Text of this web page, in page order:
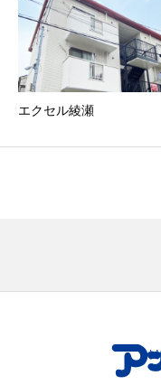
エクセル綾瀬